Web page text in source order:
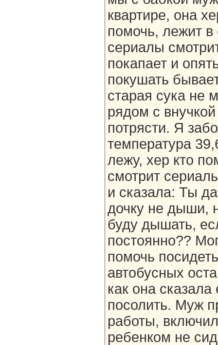
квартире, она
помочь, лежит в
сериалы
покапает и
покушать
старая сука не
рядом с
потрясти. Я
температура
лежу, хер кто
смотрит
и сказала: Ты
дочку не дыши,
буду дышать,
постоянно??
помочь
автобусных
как она
посолить. Муж
работы,
ребенком не